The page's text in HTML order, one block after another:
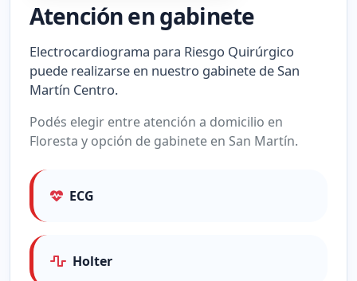
Atención en gabinete
Electrocardiograma para Riesgo Quirúrgico
puede realizarse en nuestro gabinete de San
Martín Centro.
Podés elegir entre atención a domicilio en
Floresta y opción de gabinete en San Martín.
ECG
Holter